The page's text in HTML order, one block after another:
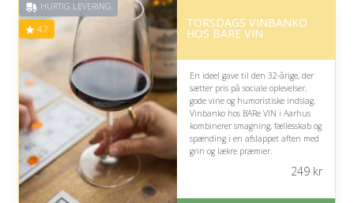
HURTIG LEVERING
4.7 TORSDAGS VINBANKO
HOS BARE VIN
En ideel gave til den 32-årige, der
sætter pris på sociale oplevelser,
gode vine og humoristiske indslag.
Vinbanko hos BARe VIN i Aarhus
kombinerer smagning, fællesskab og
spænding i en afslappet aften med
grin og lækre præmier.
249kr